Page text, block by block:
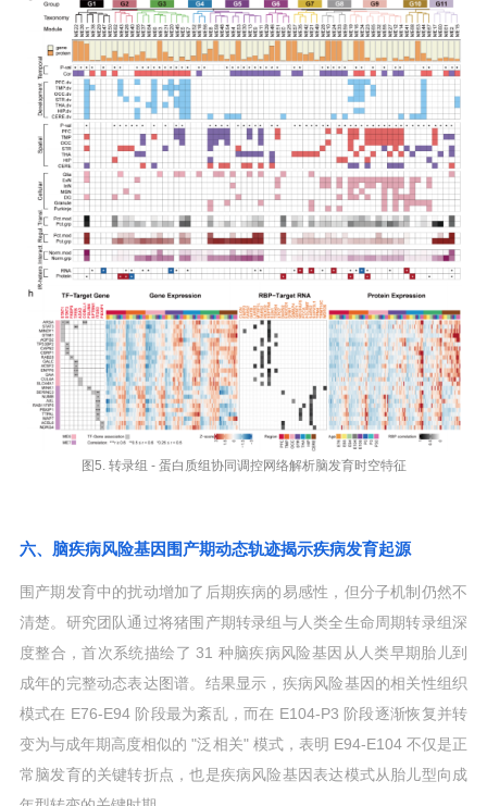
图5. 转录组 - 蛋白质组协同调控网络解析脑发育时空特征
六、脑疾病风险基因围产期动态轨迹揭示疾病发育起源
围产期发育中的扰动增加了后期疾病的易感性，但分子机制仍然不
清楚。研究团队通过将猪围产期转录组与人类全生命周期转录组深
度整合，首次系统描绘了 31 种脑疾病风险基因从人类早期胎儿到
成年的完整动态表达图谱。结果显示，疾病风险基因的相关性组织
模式在 E76-E94 阶段最为紊乱，而在 E104-P3 阶段逐渐恢复并转
变为与成年期高度相似的 "泛相关" 模式，表明 E94-E104 不仅是正
常脑发育的关键转折点，也是疾病风险基因表达模式从胎儿型向成